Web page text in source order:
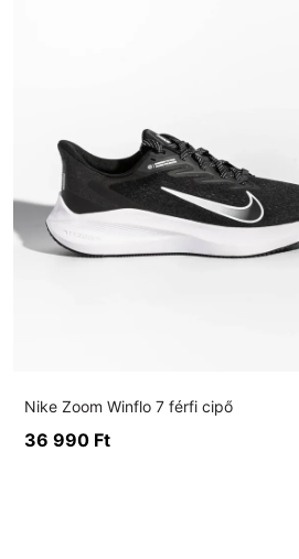
Nike Zoom Winflo 7 férfi cipő
36 990 Ft